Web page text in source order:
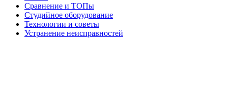
Сравнение и ТОПы
Студийное оборудование
Технологии и советы
Устранение неисправностей